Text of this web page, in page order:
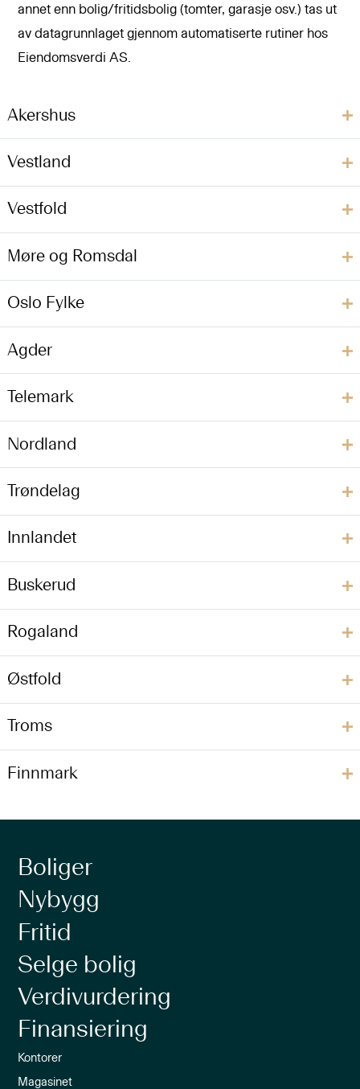
annet enn bolig/fritidsbolig (tomter, garasje osv.) tas ut
av datagrunnlaget gjennom automatiserte rutiner hos
Eiendomsverdi AS.
Akershus
Vestland
Vestfold
Møre og Romsdal
Oslo Fylke
Agder
Telemark
Nordland
Trøndelag
Innlandet
Buskerud
Rogaland
Østfold
Troms
Finnmark
Boliger
Nybygg
Fritid
Selge bolig
Verdivurdering
Finansiering
Kontorer
Magasinet